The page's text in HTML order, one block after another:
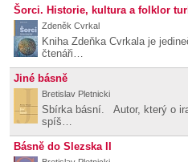
Šorci. Historie, kultura a folklor
Zdeněk Cvrkal
Kniha Zdeňka Cvrkala je
čtenáři…
Jiné básně
Bretislav Pletnicki
Sbírka básní. Autor, který o
spíš…
Básně do Slezska II